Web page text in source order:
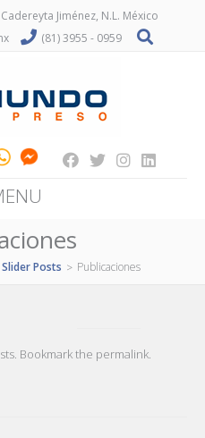
Jiménez, N.L. México
(81) 3955 - 0959
Slider Posts > Publicaciones
. Bookmark the permalink.